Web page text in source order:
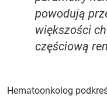
powodują
większości
częściową
Hematoonkolog